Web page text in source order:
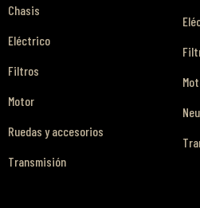
Chasis
Eléctrico
Filtros
Motor
Ruedas y accesorios
Transmisión